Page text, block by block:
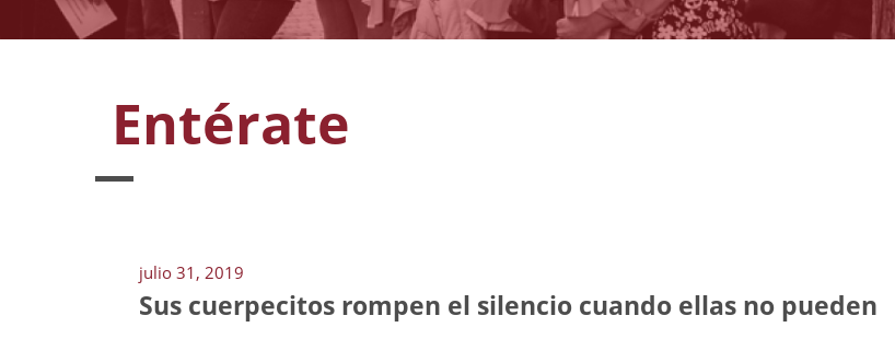
Entérate
julio 31, 2019
Sus cuerpecitos rompen el silencio cuando ellas no pueden